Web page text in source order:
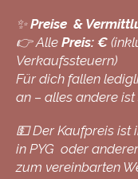
✨Preise &
👉 Alle Preis: €
Verkaufssteuern)
Für dich fallen
an – alles andere
💵 Der Kaufpreis ist
in PYG oder
zum vereinbarten